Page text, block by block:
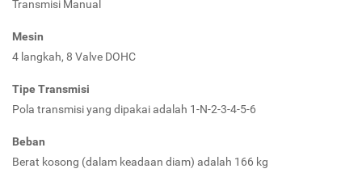
Transmisi Manual
Mesin
4 langkah, 8 Valve DOHC
Tipe Transmisi
Pola transmisi yang dipakai adalah 1-N-2-3-4-5-6
Beban
Berat kosong (dalam keadaan diam) adalah 166 kg